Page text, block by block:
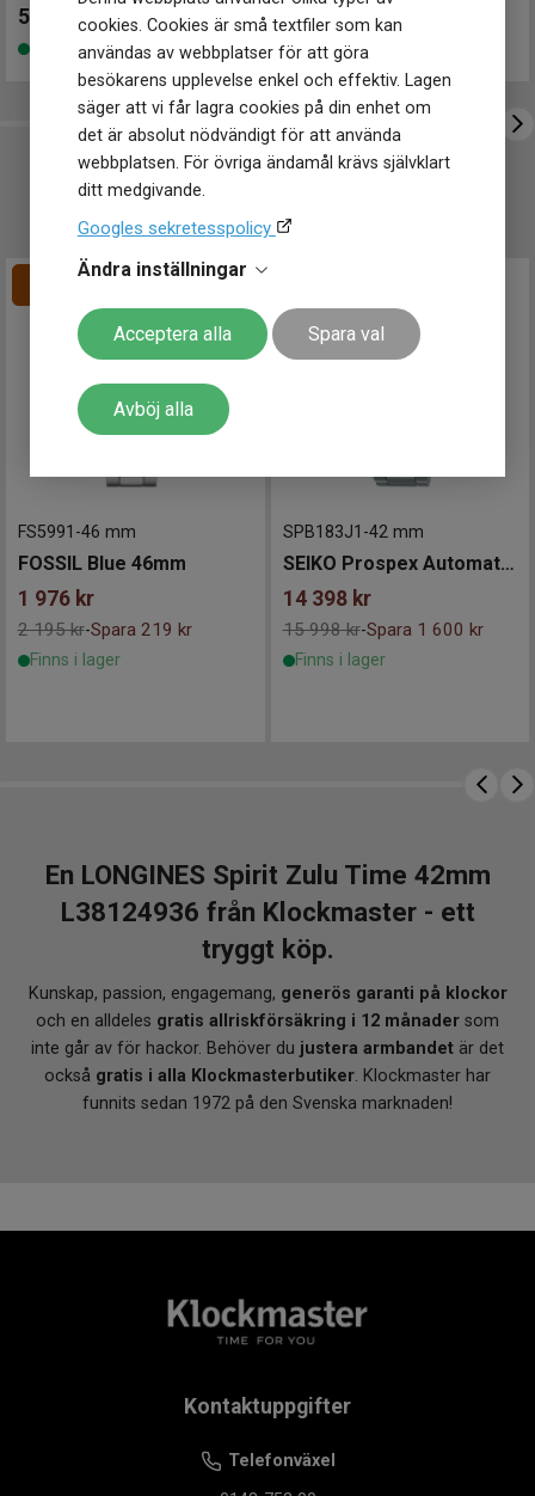
cookies. Cookies är små textfiler som kan
användas av webbplatser för att göra
besökarens upplevelse enkel och effektiv. Lagen
säger att vi får lagra cookies på din enhet om
det är absolut nödvändigt för att använda
webbplatsen. För övriga ändamål krävs självklart
ditt medgivande.
Googles sekretesspolicy
Ändra inställningar
Acceptera alla Spara val
Avböj alla
Höjd
49.5 mm
Tjocklek
14 mm
Bredd på
armband
22 mm
165 g
Egenskaper
Vattentät
Vattenskydd
10 ATM / 100 m
Antireflexbeläggning på båda
Lysmassa
Swiss Super-LumiNova
Datum
Ja
Extra tidzon
Ja
59 200 kr
Finns i lager
30 050 kr
Finns i lager
UTVALT FÖR DIG
FS5991 -46 mm
FOSSIL Blue 46mm
1 976 kr
2 195 kr-Spara 219 kr
Finns i lager
SPB183J1 -42 mm
SEIKO Prospex Automatic Divers 42mm 55th Anniversary Limited Edition
14 398 kr
15 998 kr-Spara 1 600 kr
Finns i lager
En LONGINES Spirit Zulu Time 42mm
L38124936 från Klockmaster - ett
tryggt köp.
Kunskap, passion, engagemang, generös garanti på klockor
och en alldeles gratis allriskförsäkring i 12 månader som
inte går av för hackor. Behöver du justera armbandet är det
också gratis i alla Klockmasterbutiker. Klockmaster har
funnits sedan 1972 på den Svenska marknaden!
Kontaktuppgifter
Telefonväxel